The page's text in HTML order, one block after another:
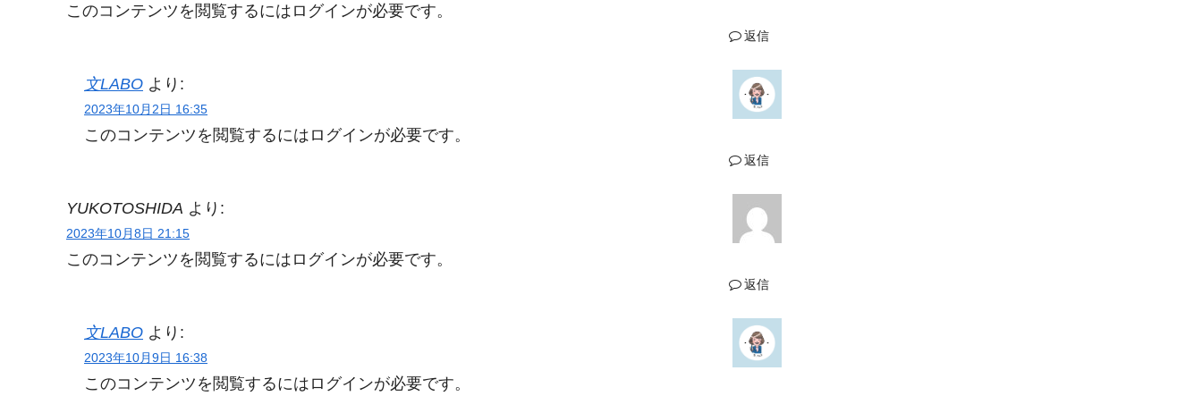
このコンテンツを閲覧するにはログインが必要です。
返信
文LABO より:
2023年10月2日 16:35
このコンテンツを閲覧するにはログインが必要です。
返信
YUKOTOSHIDA より:
2023年10月8日 21:15
このコンテンツを閲覧するにはログインが必要です。
返信
文LABO より:
2023年10月9日 16:38
このコンテンツを閲覧するにはログインが必要です。